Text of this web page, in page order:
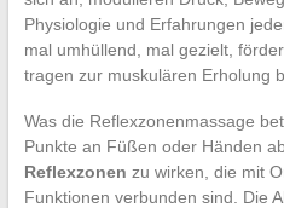
Physiologie und Erfahrungen
mal umhüllend, mal gezielt,
tragen zur muskulären Erholung
Was die Reflexzonenmassage
Punkte an Füßen oder Händen
Reflexzonen zu wirken, die mit
Funktionen verbunden sind. Die